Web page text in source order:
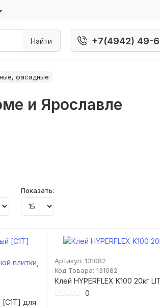
Найти +7(4942) 49-
фасадные
и Ярославле
Показать:
[С1T] для
Артикул: 131082
Код Товара: 131082
Клей HYPERFLEX K100 20кг
0